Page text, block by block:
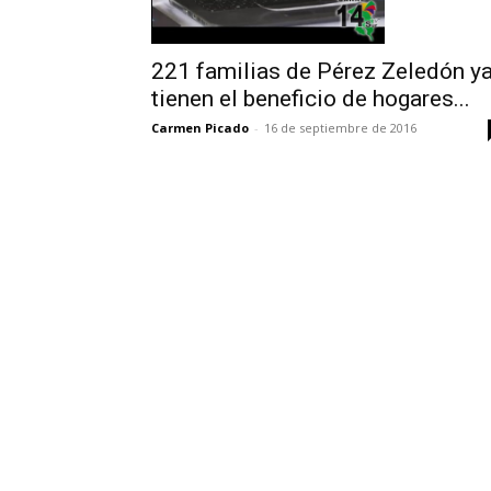
221 familias de Pérez Zeledón
tienen el beneficio de hogares...
Carmen Picado - 16 de septiembre de 2016